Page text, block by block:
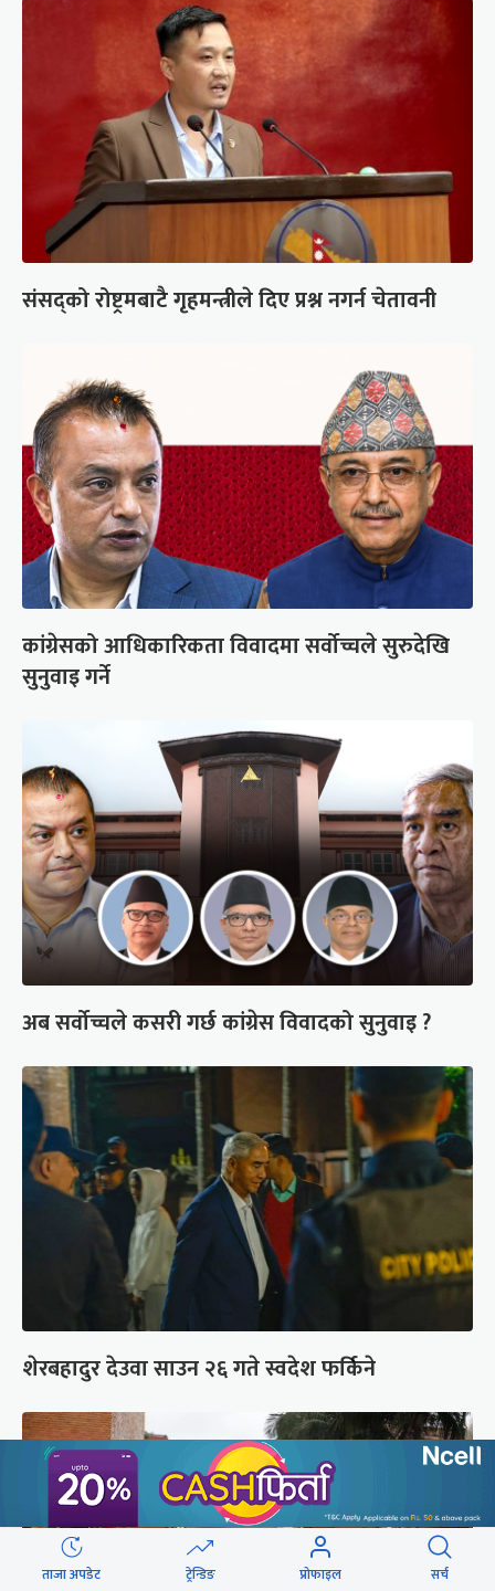
संसद्को रोष्ट्रमबाटै गृहमन्त्रीले दिए प्रश्न नगर्न चेतावनी
कांग्रेसको आधिकारिकता विवादमा सर्वोच्चले सुरुदेखि
सुनुवाइ गर्ने
अब सर्वोच्चले कसरी गर्छ कांग्रेस विवादको सुनुवाइ ?
शेरबहादुर देउवा साउन २६ गते स्वदेश फर्किने
ताजा अपडेट ट्रेन्डिङ प्रोफाइल सर्च